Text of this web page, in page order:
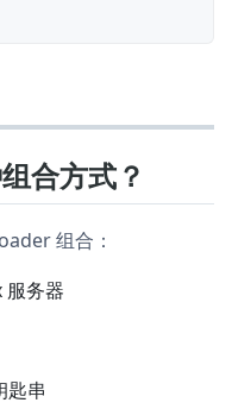
合方式？
组合：
服务器
匙串